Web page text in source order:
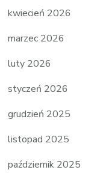
kwiecień 2026
marzec 2026
luty 2026
styczeń 2026
grudzień 2025
listopad 2025
październik 2025